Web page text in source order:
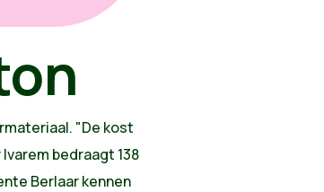
"De kost
bedraagt 138
Berlaar kennen